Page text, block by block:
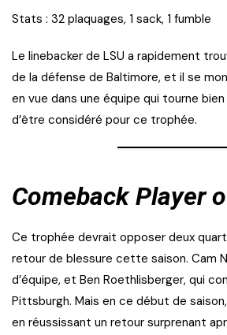
Stats : 32 plaquages, 1 sack, 1 fumble
Le linebacker de LSU a rapidement
de la défense de Baltimore, et il se
en vue dans une équipe qui tourne
d’être considéré pour ce trophée.
Comeback Player
Ce trophée devrait opposer deux
retour de blessure cette saison. Cam
d’équipe, et Ben Roethlisberger, qui
Pittsburgh. Mais en ce début de
en réussissant un retour surprenant